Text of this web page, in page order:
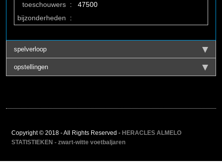
toeschouwers :
47500
bijzonderheden
:
spelverloop
opstellingen
Copyright © 2018 - All Rights Reserved - HERACLES ALMELO
STATISTIEKEN - zwart-witte voetbaljaren